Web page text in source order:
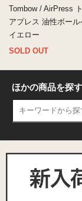
Tombow / AirPress
アプレス 油性ボー
イエロー
SOLD OUT
ほかの商品を探す